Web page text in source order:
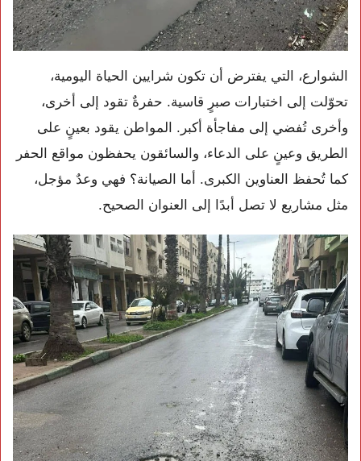
الشوارع، التي يفترض أن تكون شرايين الحياة اليومية،
تحوّلت إلى اختبارات صبرٍ قاسية. حفرةٌ تقود إلى أخرى،
وأخرى تُفضي إلى مفاجأة أكبر. المواطن يقود بعينٍ على
الطريق وعينٍ على الدعاء، والسائقون يحفظون مواقع الحفر
كما تُحفظ العناوين الكبرى. أما الصيانة؟ فهي وعدٌ مؤجل،
مثل مشاريع لا تصل أبدًا إلى العنوان الصحيح.